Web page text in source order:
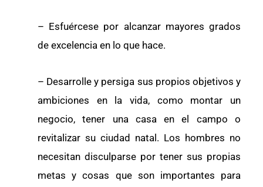
– Esfuércese por alcanzar mayores grados
de excelencia en lo que hace.
– Desarrolle y persiga sus propios objetivos y
ambiciones en la vida, como montar un
negocio, tener una casa en el campo o
revitalizar su ciudad natal. Los hombres no
necesitan disculparse por tener sus propias
metas y cosas que son importantes para